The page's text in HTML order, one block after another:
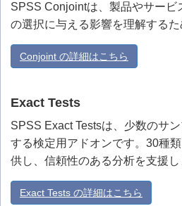
SPSS Conjointは、製品やサービ
の選択に与える影響を理解するた
Conjoint の詳細はこちら
Exact Tests
SPSS Exact Testsは、少数のサ
する検定用アドオンです。30種
供し、信頼性のある分析を支援し
Exact Tests の詳細はこちら